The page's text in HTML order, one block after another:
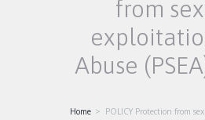
from
Abuse
Home POLICY Protection from